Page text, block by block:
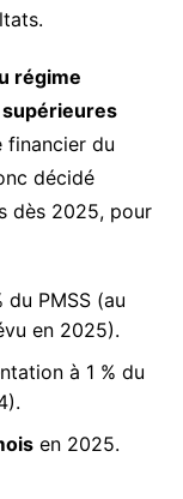
régime
financier du
décidé
dès 2025, pour
du PMSS (au
en 2025).
à 1 % du
en 2025.